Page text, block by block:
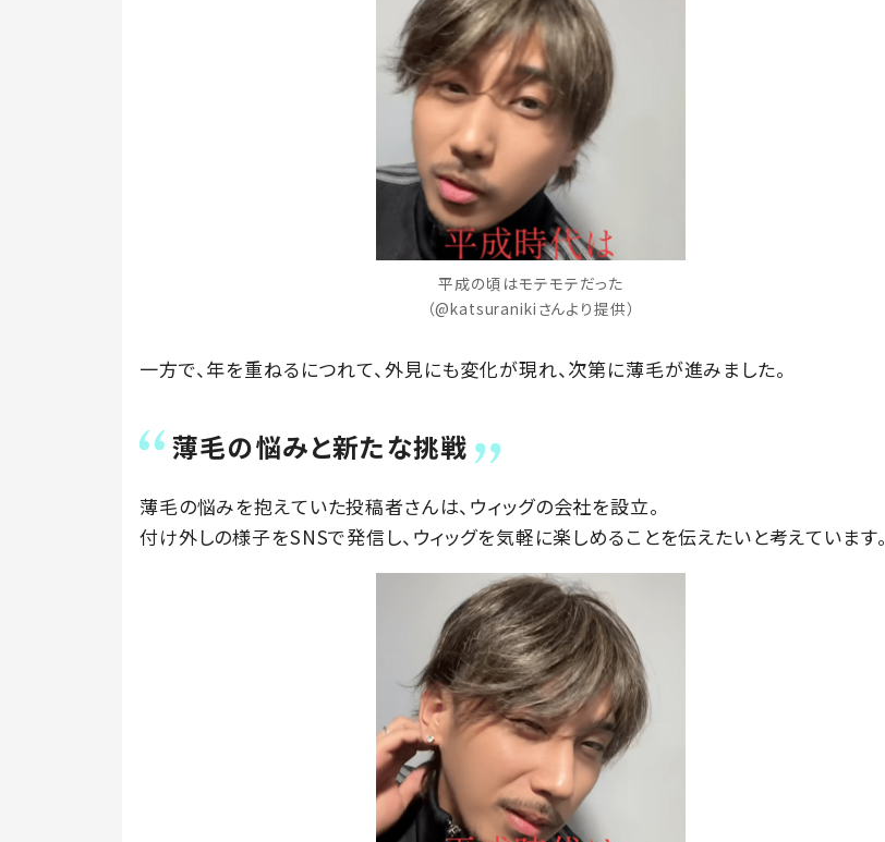
平成の頃はモテモテだった
（@katsuranikiさんより提供）
一方で、年を重ねるにつれて、外見にも変化が現れ、次第に薄毛が進みました。
薄毛の悩みと新たな挑戦
薄毛の悩みを抱えていた投稿者さんは、ウィッグの会社を設立。
付け外しの様子をSNSで発信し、ウィッグを気軽に楽しめることを伝えたいと考えています。